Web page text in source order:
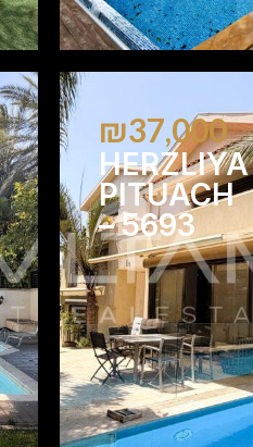
₪37,000
HERZLIYA
PITUACH
– 5693
7 6